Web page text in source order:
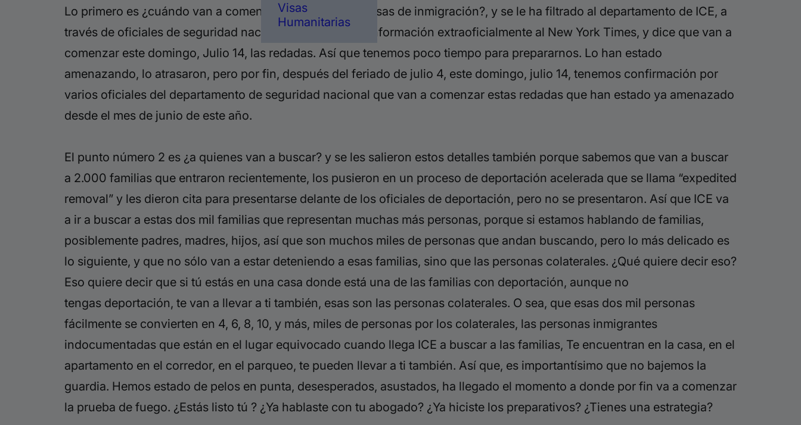
Visas
Humanitarias
Lo primero es ¿cuándo van a comenzar lasredadas intensas de inmigración?, y se le ha filtrado al departamento de ICE, a
través de oficiales de seguridad nacional, que le dieron información extraoficialmente al New York Times, y dice que van a
comenzar este domingo, Julio 14, las redadas. Así que tenemos poco tiempo para prepararnos. Lo han estado
amenazando, lo atrasaron, pero por fin, después del feriado de julio 4, este domingo, julio 14, tenemos confirmación por
varios oficiales del departamento de seguridad nacional que van a comenzar estas redadas que han estado ya amenazado
desde el mes de junio de este año.
El punto número 2 es ¿a quienes van a buscar? y se les salieron estos detalles también porque sabemos que van a buscar
a 2.000 familias que entraron recientemente, los pusieron en un proceso de deportación acelerada que se llama “expedited
removal” y les dieron cita para presentarse delante de los oficiales de deportación, pero no se presentaron. Así que ICE va
a ir a buscar a estas dos mil familias que representan muchas más personas, porque si estamos hablando de familias,
posiblemente padres, madres, hijos, así que son muchos miles de personas que andan buscando, pero lo más delicado es
lo siguiente, y que no sólo van a estar deteniendo a esas familias, sino que las personas colaterales. ¿Qué quiere decir eso?
Eso quiere decir que si tú estás en una casa donde está una de las familias con deportación, aunque no
tengas deportación, te van a llevar a ti también, esas son las personas colaterales. O sea, que esas dos mil personas
fácilmente se convierten en 4, 6, 8, 10, y más, miles de personas por los colaterales, las personas inmigrantes
indocumentadas que están en el lugar equivocado cuando llega ICE a buscar a las familias, Te encuentran en la casa, en el
apartamento en el corredor, en el parqueo, te pueden llevar a ti también. Así que, es importantísimo que no bajemos la
guardia. Hemos estado de pelos en punta, desesperados, asustados, ha llegado el momento a donde por fin va a comenzar
la prueba de fuego. ¿Estás listo tú ? ¿Ya hablaste con tu abogado? ¿Ya hiciste los preparativos? ¿Tienes una estrategia?